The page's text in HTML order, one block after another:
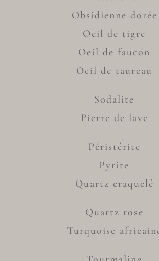
Obsidienne dorée
Oeil de tigre
Oeil de faucon
Oeil de taureau
Sodalite
Pierre de lave
Péristérite
Pyrite
Quartz craquelé
Quartz rose
Turquoise